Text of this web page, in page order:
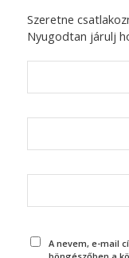
Szeretne
Nyugodtan járulj
A nevem, e-mail